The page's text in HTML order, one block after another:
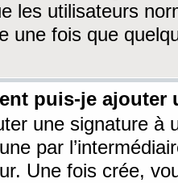
les utilisateurs
une fois que
puis-je ajouter
une signature à
par
Une fois crée,